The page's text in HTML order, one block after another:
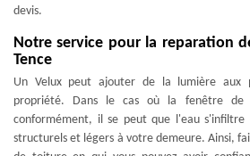
devis.
Notre service pour la reparation
Tence
Un Velux peut ajouter de la lumière aux
propriété. Dans le cas où la fenêtre de
conformément, il se peut que l'eau s'infiltre
structurels et légers à votre demeure. Ainsi,